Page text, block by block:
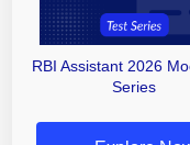
RBI Assistant 2026
Series